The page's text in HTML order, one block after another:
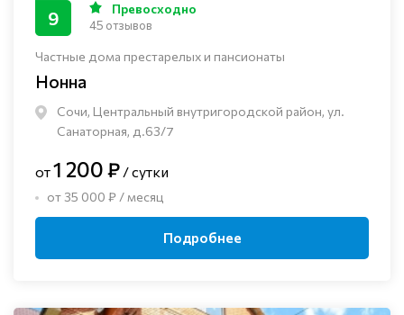
Частные дома престарелых и пансионаты
Нонна
Сочи, Центральный внутригородской район, ул.
Санаторная, д.63/7
9 Превосходно
45 отзывов
от1 200 ₽ / сутки
от 35 000 ₽ / месяц
Подробнее